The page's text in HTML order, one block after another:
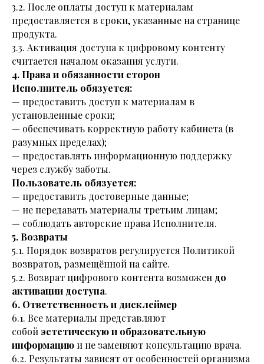
3.2. После оплаты доступ к материалам
предоставляется в сроки, указанные на странице
продукта.
3.3. Активация доступа к цифровому контенту
считается началом оказания услуги.
4. Права и обязанности сторон
Исполнитель обязуется:
— предоставить доступ к материалам в
установленные сроки;
— обеспечивать корректную работу кабинета (в
разумных пределах);
— предоставлять информационную поддержку
через службу заботы.
Пользователь обязуется:
— предоставить достоверные данные;
— не передавать материалы третьим лицам;
— соблюдать авторские права Исполнителя.
5. Возвраты
5.1. Порядок возвратов регулируется Политикой
возвратов, размещённой на сайте.
5.2. Возврат цифрового контента возможен до
активации доступа.
6. Ответственность и дисклеймер
6.1. Все материалы представляют
собой эстетическую и образовательную
информацию и не заменяют консультацию врача.
6.2. Результаты зависят от особенностей организма